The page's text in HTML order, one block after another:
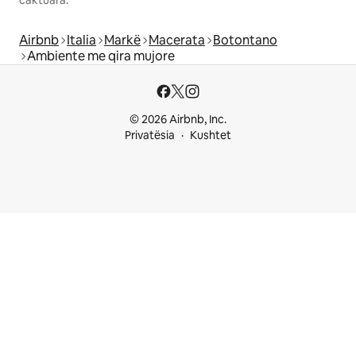
Airbnb Italia Markë Macerata Botontano
Ambiente me qira mujore
© 2026 Airbnb, Inc.
Privatësia
Kushtet